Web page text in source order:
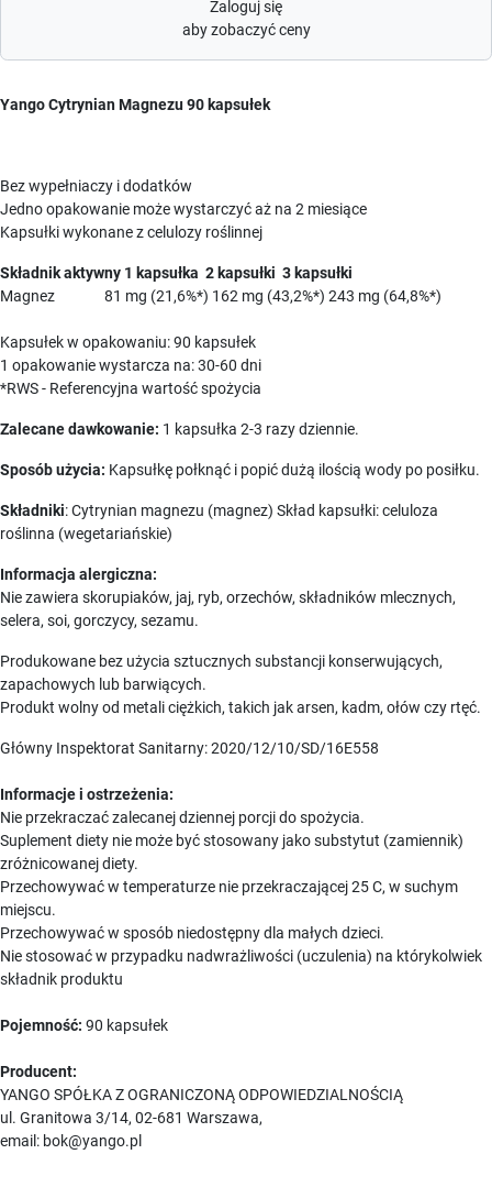
Zaloguj się
aby zobaczyć ceny
Yango Cytrynian Magnezu 90 kapsułek
Bez wypełniaczy i dodatków
Jedno opakowanie może wystarczyć aż na 2 miesiące
Kapsułki wykonane z celulozy roślinnej
Składnik aktywny 1 kapsułka 2 kapsułki 3 kapsułki
Magnez 81 mg (21,6%*) 162 mg (43,2%*) 243 mg (64,8%*)
Kapsułek w opakowaniu: 90 kapsułek
1 opakowanie wystarcza na: 30-60 dni
*RWS - Referencyjna wartość spożycia
Zalecane dawkowanie: 1 kapsułka 2-3 razy dziennie.
Sposób użycia: Kapsułkę połknąć i popić dużą ilością wody po posiłku.
Składniki: Cytrynian magnezu (magnez) Skład kapsułki: celuloza
roślinna (wegetariańskie)
Informacja alergiczna:
Nie zawiera skorupiaków, jaj, ryb, orzechów, składników mlecznych,
selera, soi, gorczycy, sezamu.
Produkowane bez użycia sztucznych substancji konserwujących,
zapachowych lub barwiących.
Produkt wolny od metali ciężkich, takich jak arsen, kadm, ołów czy rtęć.
Główny Inspektorat Sanitarny: 2020/12/10/SD/16E558
Informacje i ostrzeżenia:
Nie przekraczać zalecanej dziennej porcji do spożycia.
Suplement diety nie może być stosowany jako substytut (zamiennik)
zróżnicowanej diety.
Przechowywać w temperaturze nie przekraczającej 25 C, w suchym
miejscu.
Przechowywać w sposób niedostępny dla małych dzieci.
Nie stosować w przypadku nadwrażliwości (uczulenia) na którykolwiek
składnik produktu
Pojemność: 90 kapsułek
Producent:
YANGO SPÓŁKA Z OGRANICZONĄ ODPOWIEDZIALNOŚCIĄ
ul. Granitowa 3/14, 02-681 Warszawa,
email: bok@yango.pl